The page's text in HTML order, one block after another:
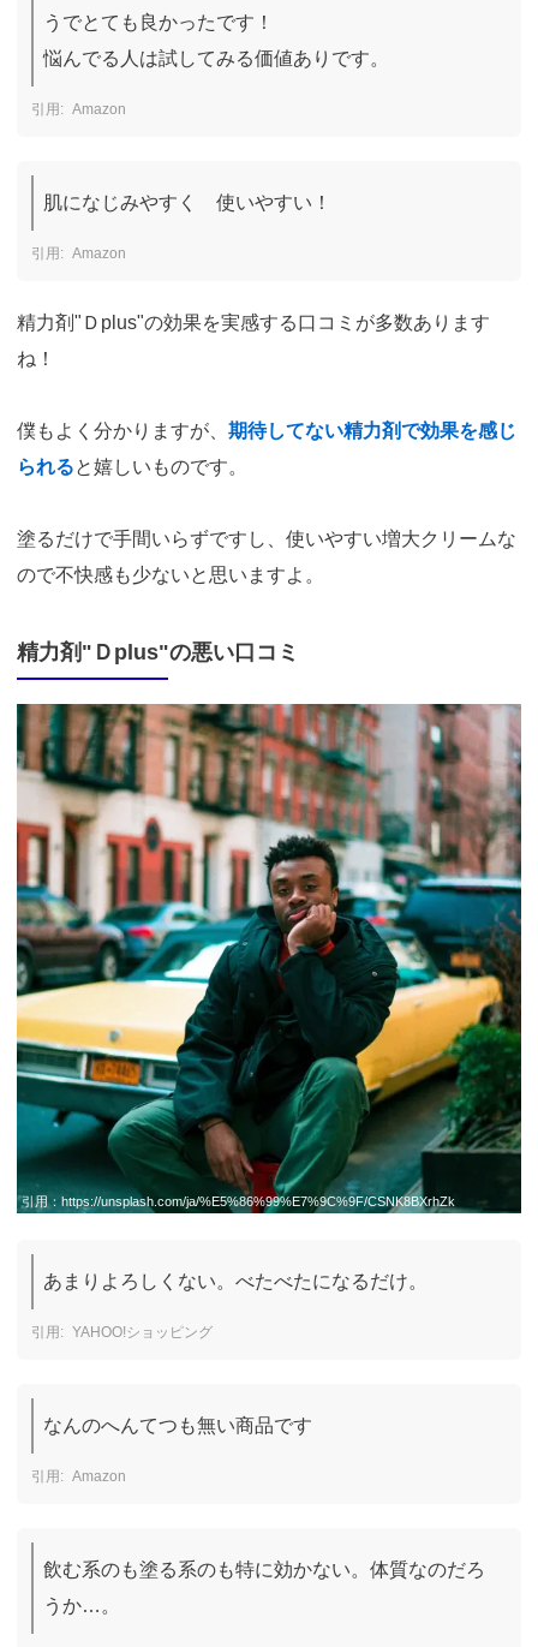
うでとても良かったです！
悩んでる人は試してみる価値ありです。
Amazon
肌になじみやすく　使いやすい！
Amazon
精力剤"Ｄplus"の効果を実感する口コミが多数あります
ね！
僕もよく分かりますが、 期待してない精力剤で効果を感じ
られると嬉しいものです。
塗るだけで手間いらずですし、使いやすい増大クリームな
ので不快感も少ないと思いますよ。
精力剤"Ｄplus"の悪い口コミ
引用： https://unsplash.com/ja/%E5%86%99%E7%9C%9F/CSNK8BXrhZk
あまりよろしくない。べたべたになるだけ。
YAHOO!ショッピング
なんのへんてつも無い商品です
Amazon
飲む系のも塗る系のも特に効かない。体質なのだろ
うか…。